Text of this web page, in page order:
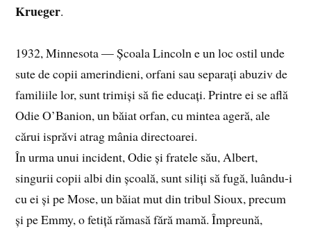
Krueger.
1932, Minnesota — Școala Lincoln e un loc ostil unde
sute de copii amerindieni, orfani sau separați abuziv de
familiile lor, sunt trimiși să fie educați. Printre ei se află
Odie O’Banion, un băiat orfan, cu mintea ageră, ale
cărui isprăvi atrag mânia directoarei.
În urma unui incident, Odie și fratele său, Albert,
singurii copii albi din școală, sunt siliți să fugă, luându-i
cu ei și pe Mose, un băiat mut din tribul Sioux, precum
și pe Emmy, o fetiță rămasă fără mamă. Împreună,